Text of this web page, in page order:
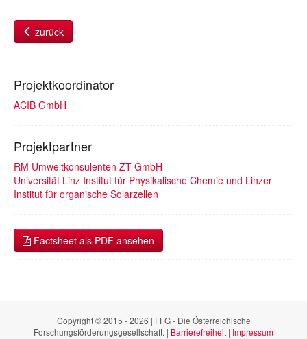
zurück
Projektkoordinator
ACIB GmbH
Projektpartner
RM Umweltkonsulenten ZT GmbH
Universität Linz Institut für Physikalische Chemie und Linzer
Institut für organische Solarzellen
Factsheet als PDF ansehen
Copyright © 2015 - 2026 | FFG - Die Österreichische
Forschungsförderungsgesellschaft. | Barrierefreiheit | Impressum